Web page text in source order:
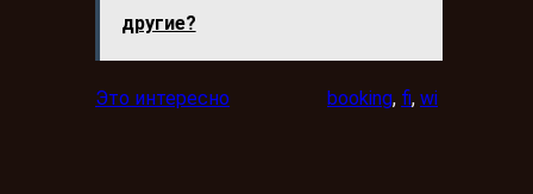
другие?
Это интересно booking, fi, wi